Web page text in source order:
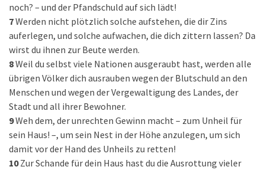
noch? – und der Pfandschuld auf sich lädt!
7Werden nicht plötzlich solche aufstehen, die dir Zins
auferlegen, und solche aufwachen, die dich zittern lassen? Da
wirst du ihnen zur Beute werden.
8Weil du selbst viele Nationen ausgeraubt hast, werden alle
übrigen Völker dich ausrauben wegen der Blutschuld an den
Menschen und wegen der Vergewaltigung des Landes, der
Stadt und all ihrer Bewohner.
9Weh dem, der unrechten Gewinn macht – zum Unheil für
sein Haus! –, um sein Nest in der Höhe anzulegen, um sich
damit vor der Hand des Unheils zu retten!
10 Zur Schande für dein Haus hast du die Ausrottung vieler